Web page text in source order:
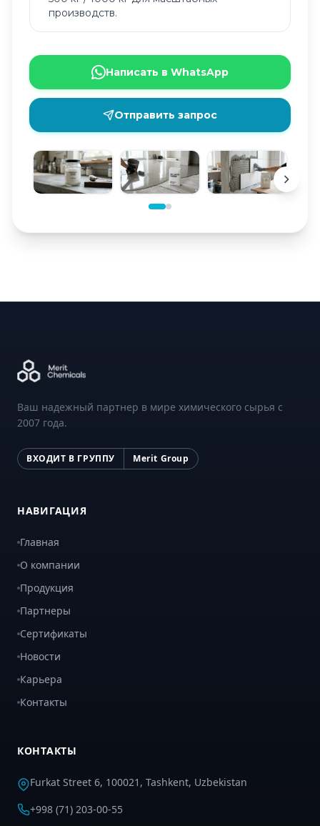
производств.
Написать в WhatsApp
Отправить запрос
Ваш надежный партнер в мире химического сырья с
2007 года.
ВХОДИТ В ГРУППУ Merit Group
НАВИГАЦИЯ
Главная
О компании
Продукция
Партнеры
Сертификаты
Новости
Карьера
Контакты
КОНТАКТЫ
Furkat Street 6, 100021, Tashkent, Uzbekistan
+998 (71) 203-00-55